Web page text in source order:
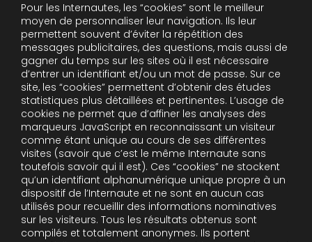
Pour les Internautes, les “cookies” sont le meilleur
moyen de personnaliser leur navigation. Ils leur
permettent souvent d’éviter la répétition des
messages publicitaires, des questions, mais aussi de
gagner du temps sur les sites où il est nécessaire
d’entrer un identifiant et/ou un mot de passe. Sur ce
site, les “cookies” permettent d’obtenir des études
statistiques plus détaillées et pertinentes. L’usage de
cookies ne permet que d’affiner les analyses des
marqueurs JavaScript en reconnaissant un visiteur
comme étant unique au cours de ses différentes
visites (savoir que c’est le même Internaute sans
toutefois savoir qui il est). Ces “cookies” ne stockent
qu’un identifiant alphanumérique unique propre à un
dispositif de l’Internaute et ne sont en aucun cas
utilisés pour recueillir des informations nominatives
sur les visiteurs. Tous les résultats obtenus sont
compilés et totalement anonymes. Ils portent